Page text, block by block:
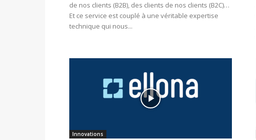
de nos clients (B2B), des clients de nos clients (B2C)…
Et ce service est couplé à une véritable expertise
technique qui nous...
Innovations